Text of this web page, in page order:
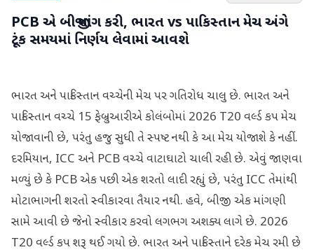
PCB એ બીજી માંગ કરી, ભારત vs પાકિસ્તાન મેચ અંગે
ટૂંક સમયમાં નિર્ણય લેવામાં આવશે
ભારત અને પાકિસ્તાન વચ્ચેની મેચ પર ગતિરોધ ચાલુ છે. ભારત અને
પાકિસ્તાન વચ્ચે 15 ફેબ્રુઆરીએ કોલંબોમાં 2026 T20 વર્લ્ડ કપ મેચ
યોજાવાની છે, પરંતુ હજુ સુધી તે સ્પષ્ટ નથી કે આ મેચ યોજાશે કે નહીં.
દરમિયાન, ICC અને PCB વચ્ચે વાટાઘાટો ચાલી રહી છે. એવું જાણવા
મળ્યું છે કે PCB એક પછી એક શરતો લાદી રહ્યું છે, પરંતુ ICC તેમાંથી
મોટાભાગની શરતો સ્વીકારવા તૈયાર નથી. હવે, બીજી એક માંગણી
સામે આવી છે જેનો સ્વીકાર કરવો લગભગ અશક્ય લાગે છે. 2026
T20 વર્લ્ડ કપ શરૂ થઈ ગયો છે. ભારત અને પાકિસ્તાને દરેક મેચ રમી છે